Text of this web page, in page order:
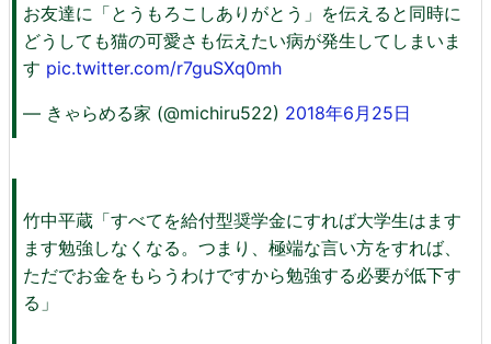
お友達に「とうもろこしありがとう」を伝えると同時に
どうしても猫の可愛さも伝えたい病が発生してしまいま
す pic.twitter.com/r7guSXq0mh
— きゃらめる家 (@michiru522) 2018年6月25日
竹中平蔵「すべてを給付型奨学金にすれば大学生はます
ます勉強しなくなる。つまり、極端な言い方をすれば、
ただでお金をもらうわけですから勉強する必要が低下す
る」